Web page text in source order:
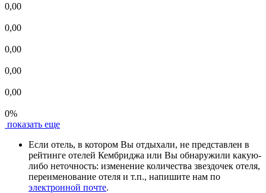
0,00
0,00
0,00
0,00
0,00
0%
показать еще
Если отель, в котором Вы отдыхали, не представлен в
рейтинге отелей Кембриджа или Вы обнаружили какую-
либо неточность: изменение количества звездочек отеля,
переименование отеля и т.п., напишите нам по
электронной почте.